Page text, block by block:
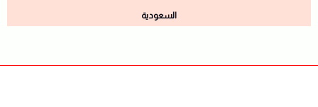
السعودية